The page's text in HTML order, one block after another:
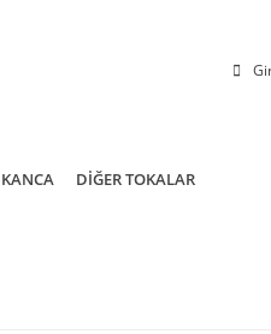
KANCA DİĞER TOKALAR